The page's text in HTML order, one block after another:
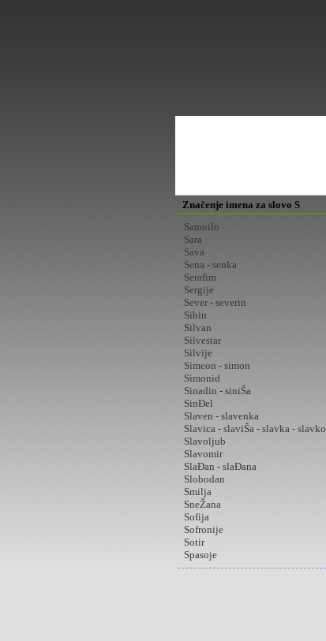
Značenje imena za slovo S
Samuilo
Sara
Sava
Sena - senka
Serafim
Sergije
Sever - severin
Sibin
Silvan
Silvestar
Silvije
Simeon - simon
Simonid
Sinadin - siniŠa
SinĐel
Slaven - slavenka
Slavica - slaviŠa - slavka - slavko
Slavoljub
Slavomir
SlaĐan - slaĐana
Slobodan
Smilja
SneŽana
Sofija
Sofronije
Sotir
Spasoje